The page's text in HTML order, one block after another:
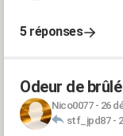
5 réponses
Odeur de
Nico0077- 26
stf_jpd87-